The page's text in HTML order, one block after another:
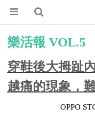
樂活報 VOL.5
穿鞋後大拇趾
越痛的現象，
OPPO